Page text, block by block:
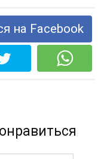
на Facebook